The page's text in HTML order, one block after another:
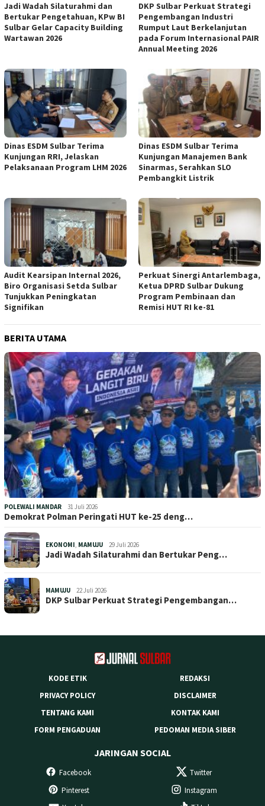
Jadi Wadah Silaturahmi dan
Bertukar Pengetahuan, KPw BI
Sulbar Gelar Capacity Building
Wartawan 2026
DKP Sulbar Perkuat Strategi
Pengembangan Industri
Rumput Laut Berkelanjutan
pada Forum Internasional PAIR
Annual Meeting 2026
Dinas ESDM Sulbar Terima
Kunjungan RRI, Jelaskan
Pelaksanaan Program LHM 2026
Dinas ESDM Sulbar Terima
Kunjungan Manajemen Bank
Sinarmas, Serahkan SLO
Pembangkit Listrik
Audit Kearsipan Internal 2026,
Biro Organisasi Setda Sulbar
Tunjukkan Peningkatan
Signifikan
Perkuat Sinergi Antarlembaga,
Ketua DPRD Sulbar Dukung
Program Pembinaan dan
Remisi HUT RI ke-81
BERITA UTAMA
POLEWALI MANDAR 31 Juli 2026
Demokrat Polman Peringati HUT ke-25 deng…
EKONOMI MAMUJU 29 Juli 2026
Jadi Wadah Silaturahmi dan Bertukar Peng…
MAMUJU 22 Juli 2026
DKP Sulbar Perkuat Strategi Pengembangan…
KODE ETIK
REDAKSI
PRIVACY POLICY
DISCLAIMER
TENTANG KAMI
KONTAK KAMI
FORM PENGADUAN
PEDOMAN MEDIA SIBER
JARINGAN SOCIAL
Facebook
Twitter
Pinterest
Instagram